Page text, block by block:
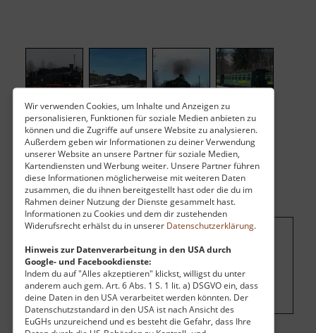
Wir verwenden Cookies, um Inhalte und Anzeigen zu
personalisieren, Funktionen für soziale Medien anbieten zu
können und die Zugriffe auf unsere Website zu analysieren.
Außerdem geben wir Informationen zu deiner Verwendung
unserer Website an unsere Partner für soziale Medien,
Kartendiensten und Werbung weiter. Unsere Partner führen
diese Informationen möglicherweise mit weiteren Daten
zusammen, die du ihnen bereitgestellt hast oder die du im
Rahmen deiner Nutzung der Dienste gesammelt hast.
Informationen zu Cookies und dem dir zustehenden
Widerufsrecht erhälst du in unserer Datenschutzerklärung.
Hinweis zur Datenverarbeitung in den USA durch
Google- und Facebookdienste:
Indem du auf "Alles akzeptieren" klickst, willigst du unter
anderem auch gem. Art. 6 Abs. 1 S. 1 lit. a) DSGVO ein, dass
deine Daten in den USA verarbeitet werden könnten. Der
Datenschutzstandard in den USA ist nach Ansicht des
EuGHs unzureichend und es besteht die Gefahr, dass Ihre
Um dieses Projekt zu finanzieren, wird
hier Werbung eingeblendet.
Einstellungen ändern.